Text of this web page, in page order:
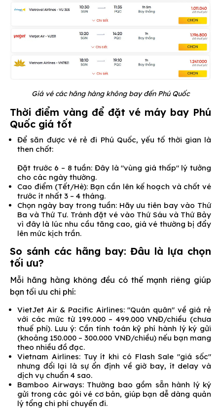
Giá vé các hãng hàng không bay đến Phú Quốc
Thời điểm vàng để đặt vé máy bay Phú
Quốc giá tốt
Để săn được vé rẻ đi Phú Quốc, yếu tố thời gian là
then chốt:
Đặt trước 6 – 8 tuần: Đây là "vùng giá thấp" lý tưởng
cho các ngày thường.
Cao điểm (Tết/Hè): Bạn cần lên kế hoạch và chốt vé
trước ít nhất 3 – 4 tháng.
Chọn ngày bay trong tuần: Hãy ưu tiên bay vào Thứ
Ba và Thứ Tư. Tránh đặt vé vào Thứ Sáu và Thứ Bảy
vì đây là lúc nhu cầu tăng cao, giá vé thường bị đẩy
lên mức kịch trần.
So sánh các hãng bay: Đâu là lựa chọn
tối ưu?
Mỗi hãng hàng không đều có thế mạnh riêng giúp
bạn tối ưu chi phí:
VietJet Air & Pacific Airlines: "Quán quân" về giá rẻ
với các mức từ 199.000 – 499.000 VNĐ/chiều (chưa
thuế phí). Lưu ý: Cần tính toán kỹ phí hành lý ký gửi
(khoảng 150.000 – 300.000 VNĐ/chiều) nếu bạn mang
theo nhiều đồ đạc.
Vietnam Airlines: Tuy ít khi có Flash Sale "giá sốc"
nhưng đổi lại là sự ổn định về giờ bay, ít delay và
dịch vụ chuẩn 4 sao.
Bamboo Airways: Thường bao gồm sẵn hành lý ký
gửi trong các gói vé cơ bản, giúp bạn dễ dàng quản
lý tổng chi phí chuyến đi.